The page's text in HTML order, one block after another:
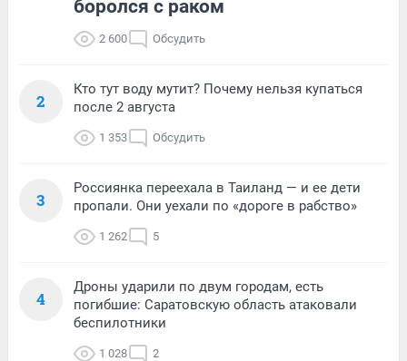
боролся с раком
2 600 Обсудить
2
Кто тут воду мутит? Почему нельзя купаться
после 2 августа
1 353 Обсудить
3
Россиянка переехала в Таиланд — и ее дети
пропали. Они уехали по «дороге в рабство»
1 262 5
4
Дроны ударили по двум городам, есть
погибшие: Саратовскую область атаковали
беспилотники
1 028 2